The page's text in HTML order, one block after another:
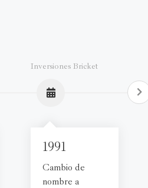
Inversiones Bricket
1991
Cambio de
nombre a